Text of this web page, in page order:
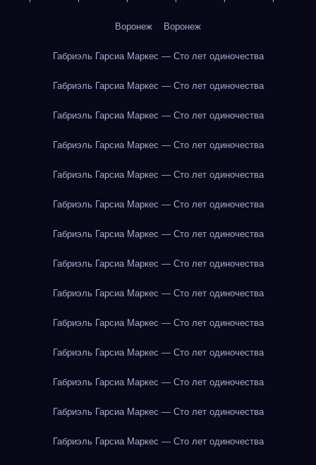
Воронеж Воронеж
Габриэль Гарсиа Маркес — Сто лет одиночества
Габриэль Гарсиа Маркес — Сто лет одиночества
Габриэль Гарсиа Маркес — Сто лет одиночества
Габриэль Гарсиа Маркес — Сто лет одиночества
Габриэль Гарсиа Маркес — Сто лет одиночества
Габриэль Гарсиа Маркес — Сто лет одиночества
Габриэль Гарсиа Маркес — Сто лет одиночества
Габриэль Гарсиа Маркес — Сто лет одиночества
Габриэль Гарсиа Маркес — Сто лет одиночества
Габриэль Гарсиа Маркес — Сто лет одиночества
Габриэль Гарсиа Маркес — Сто лет одиночества
Габриэль Гарсиа Маркес — Сто лет одиночества
Габриэль Гарсиа Маркес — Сто лет одиночества
Габриэль Гарсиа Маркес — Сто лет одиночества